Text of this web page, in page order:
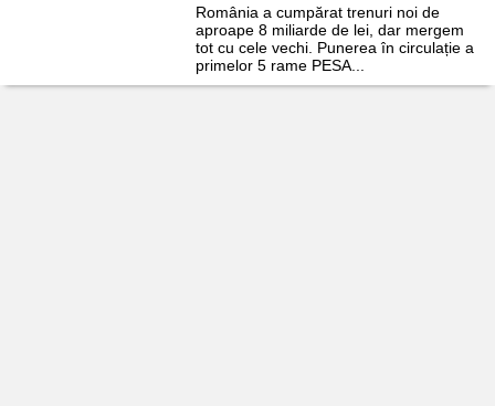
România a cumpărat trenuri noi de
aproape 8 miliarde de lei, dar mergem
tot cu cele vechi. Punerea în circulație a
primelor 5 rame PESA...